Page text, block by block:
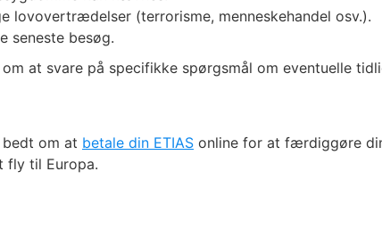
lovovertrædelser (terrorisme, menneskehandel osv.).
seneste besøg.
at svare på specifikke spørgsmål om eventuelle
om at betale din ETIAS online for at færdiggøre
fly til Europa.